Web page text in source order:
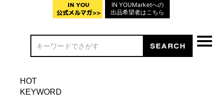
IN YOUMarketへの
出品希望者はこちら
HOT
KEYWORD